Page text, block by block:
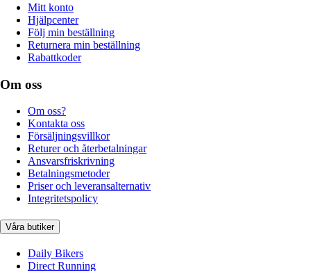
Mitt konto
Hjälpcenter
Följ min beställning
Returnera min beställning
Rabattkoder
Om oss
Om oss?
Kontakta oss
Försäljningsvillkor
Returer och återbetalningar
Ansvarsfriskrivning
Betalningsmetoder
Priser och leveransalternativ
Integritetspolicy
Våra butiker
Daily Bikers
Direct Running